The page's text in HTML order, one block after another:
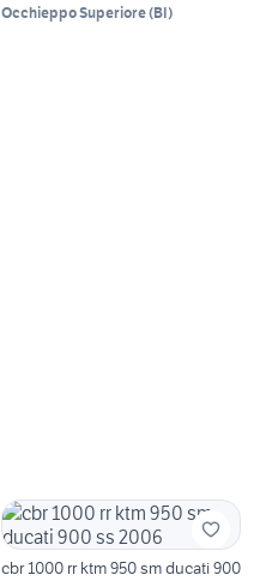
Occhieppo Superiore(BI)
cbr 1000 rr ktm 950 sm ducati 900